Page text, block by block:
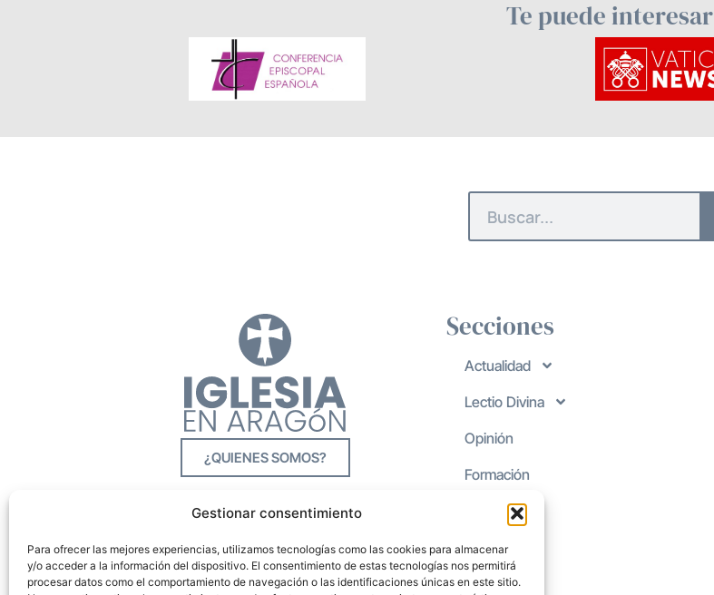
Gestionar consentimiento
Para ofrecer las mejores experiencias, utilizamos tecnologías como las cookies para almacenar
y/o acceder a la información del dispositivo. El consentimiento de estas tecnologías nos permitirá
procesar datos como el comportamiento de navegación o las identificaciones únicas en este sitio.
Te puede interesar
¿QUIENES SOMOS?
Secciones
Actualidad
Lectio Divina
Opinión
Formación